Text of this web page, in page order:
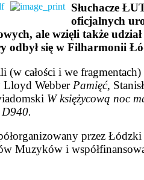
Słuchacze
oficjalnych
ale wzięli także
odbył się w Filharmonii
(w całości i we
Lloyd Webber Pamięć,
W księżycową noc
przez Łódzki
Muzyków i